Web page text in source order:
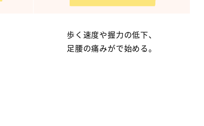
歩く速度や握力の低下、
足腰の痛みがで始める。